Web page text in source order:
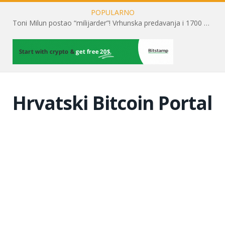
POPULARNO
Toni Milun postao “milijarder”! Vrhunska predavanja i 1700 posjetitelja obilježili su mjesec financijske pismenosti
Hrvatski Bitcoin Portal